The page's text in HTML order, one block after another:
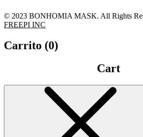
© 2023 BONHOMIA MASK. All Rights
FREEPI INC
Carrito (0)
Cart